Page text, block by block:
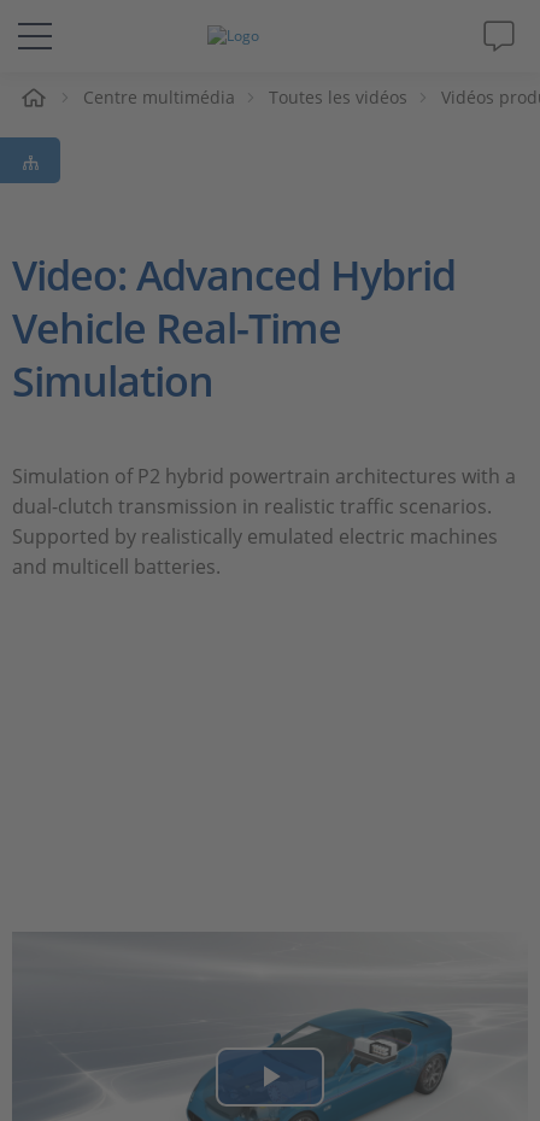
Solutions & Produits
Support
Société
Carrières
Centre multimédia Toutes les vidéos Vidéos
Video: Advanced Hybrid
Vehicle Real-Time
Simulation
Simulation of P2 hybrid powertrain architectures with a
dual-clutch transmission in realistic traffic scenarios.
Supported by realistically emulated electric machines
and multicell batteries.
Play